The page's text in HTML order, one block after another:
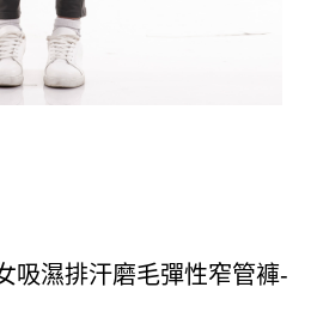
吸濕排汗磨毛彈性窄管褲-